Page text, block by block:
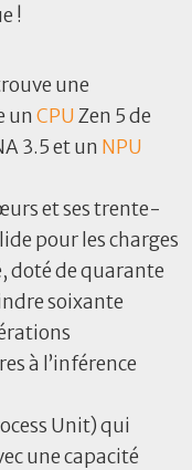
!
une
un CPUZen 5 de
3.5 et un NPU
et ses trente-
pour les charges
doté de quarante
soixante
à l’inférence
Unit) qui
une capacité